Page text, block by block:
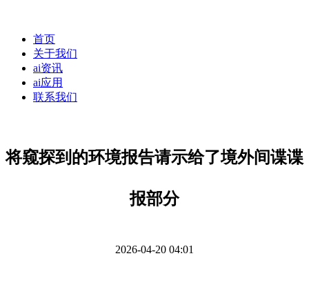
首页
关于我们
ai资讯
ai应用
联系我们
将窥探到的环境报告请示给了境外间谍谍
报部分
2026-04-20 04:01